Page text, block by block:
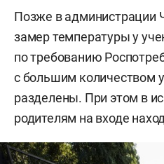
Позже в администрации
замер температуры у
по требованию
с большим количеством
разделены. При этом в
родителям на входе